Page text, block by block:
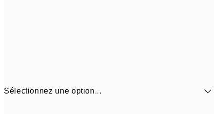
Sélectionnez une option...